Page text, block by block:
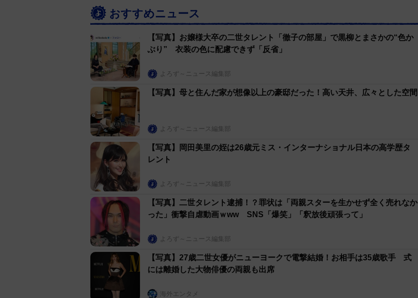
おすすめニュース
【写真】お嬢様大卒の二世タレント「徹子の部屋」で黒柳とまさかの“色か
ぶり” 衣装の色に配慮できず「反省」
よろず～ニュース編集部
【写真】母と住んだ家が想像以上の豪邸だった！高い天井、広々とした空間
よろず～ニュース編集部
【写真】岡田美里の姪は26歳元ミス・インターナショナル日本の高学歴タ
レント
よろず～ニュース編集部
【写真】二世タレント逮捕！？罪状は「両親スターを生かせず全く売れなか
った」衝撃自虐動画ｗww SNS「爆笑」「釈放後頑張って」
よろず～ニュース編集部
【写真】27歳二世女優がニューヨークで電撃結婚！お相手は35歳歌手 式
には離婚した大物俳優の両親も出席
海外エンタメ